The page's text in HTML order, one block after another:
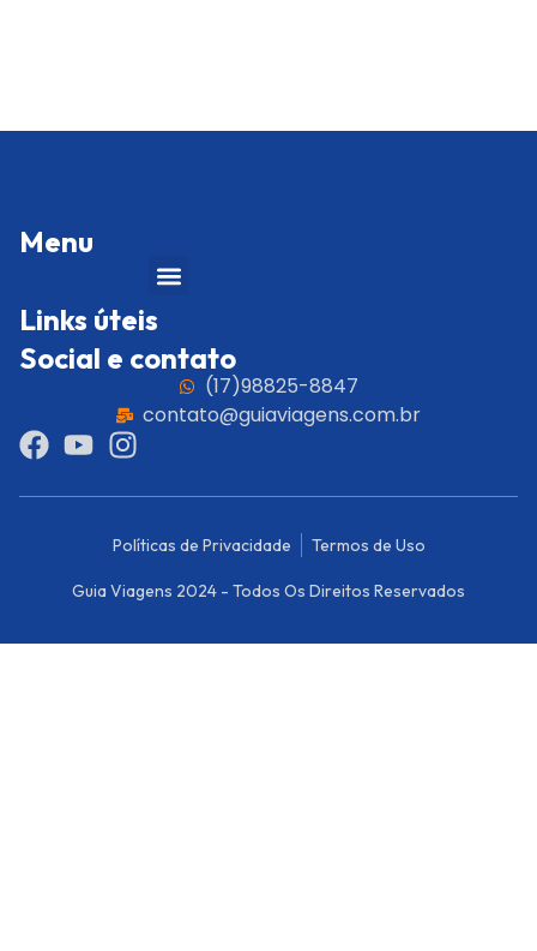
Menu
Links úteis
Social e contato
(17)98825-8847
contato@guiaviagens.com.br
Políticas de Privacidade Termos de Uso
Guia Viagens 2024 - Todos Os Direitos Reservados